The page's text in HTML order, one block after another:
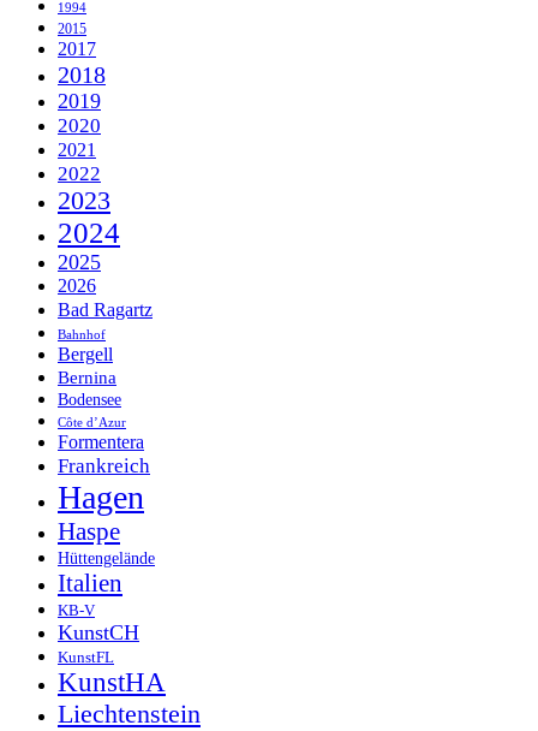
1994
2015
2017
2018
2019
2020
2021
2022
2023
2024
2025
2026
Bad Ragartz
Bahnhof
Bergell
Bernina
Bodensee
Côte d’Azur
Formentera
Frankreich
Hagen
Haspe
Hüttengelände
Italien
KB-V
KunstCH
KunstFL
KunstHA
Liechtenstein